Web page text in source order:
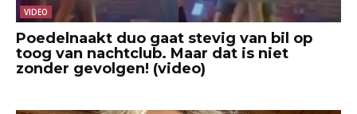
VIDEO
Poedelnaakt duo gaat stevig van bil op
toog van nachtclub. Maar dat is niet
zonder gevolgen! (video)